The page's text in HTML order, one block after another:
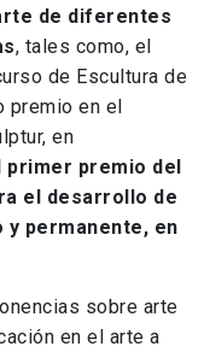
de diferentes
, tales como, el
de Escultura de
premio en el
en
primer premio del
el desarrollo de
y permanente, en
sobre arte
en el arte a